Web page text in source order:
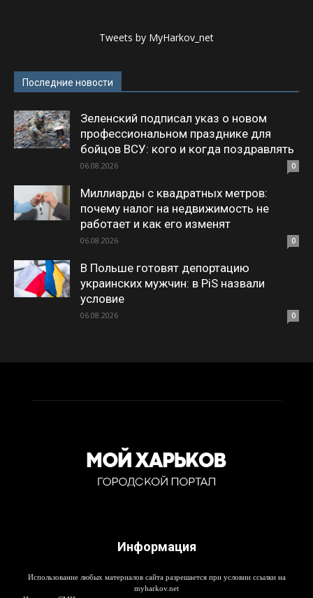
Tweets by MyHarkov_net
Последние новости
Зеленский подписал указ о новом
профессиональном празднике для
бойцов ВСУ: кого и когда поздравлять
06.08.2026 0
Миллиарды с квадратных метров:
почему налог на недвижимость не
работает и как его изменят
06.08.2026 0
В Польше готовят депортацию
украинских мужчин: в PiS назвали
условие
06.08.2026 0
Информация
Использование любых материалов сайта разрешается при условии ссылки на
myharkov.net